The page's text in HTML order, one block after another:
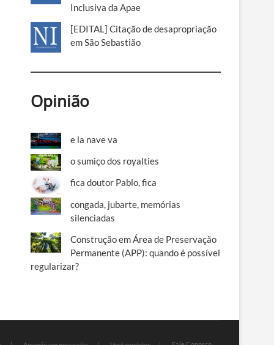
Inclusiva da Apae
[EDITAL] Citação de desapropriação
em São Sebastião
Opinião
e la nave va
o sumiço dos royalties
fica doutor Pablo, fica
congada, jubarte, memórias
silenciadas
Construção em Área de Preservação
Permanente (APP): quando é possível
regularizar?